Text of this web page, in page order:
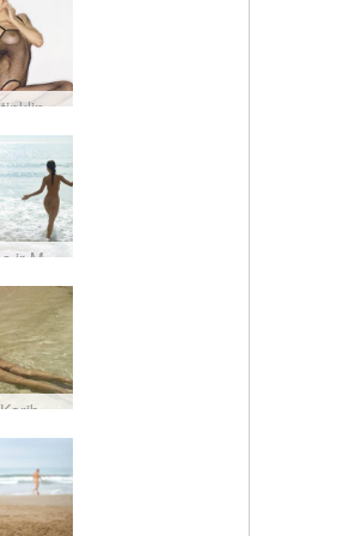
Rožinis tinklinis korpusas be tarpkojų
Džuljetos ir Magdalenos paplūdimio pramogos
Rubino Karibų simpatija